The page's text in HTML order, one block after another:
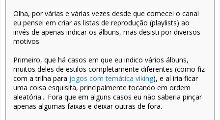
Olha, por várias e várias vezes desde que comecei o canal
eu pensei em criar as listas de reprodução (playlists) ao
invés de apenas indicar os álbuns, mas desisti por diversos
motivos.
Primeiro, que há casos em que eu indico vários álbuns,
muitos deles de estilos completamente diferentes (como fiz
com a trilha para jogos com temática viking), e aí iria ficar
uma coisa esquisita, principalmente tocando em ordem
aleatória... Fora que em alguns casos eu não saberia pinçar
apenas algumas faixas e deixar outras de fora.